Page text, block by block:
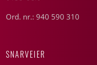
Ord. nr.: 940 590 310
SNARVEIER